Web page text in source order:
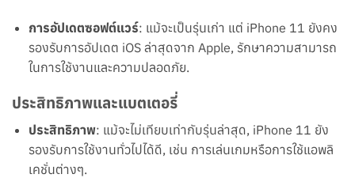
การอัปเดตซอฟต์แวร์: แม้จะเป็นรุ่นเก่า แต่ iPhone 11 ยังคง
รองรับการอัปเดต iOS ล่าสุดจาก Apple, รักษาความสามารถ
ในการใช้งานและความปลอดภัย.
ประสิทธิภาพและแบตเตอรี่
ประสิทธิภาพ: แม้จะไม่เทียบเท่ากับรุ่นล่าสุด, iPhone 11 ยัง
รองรับการใช้งานทั่วไปได้ดี, เช่น การเล่นเกมหรือการใช้แอพลิ
เคชั่นต่างๆ.